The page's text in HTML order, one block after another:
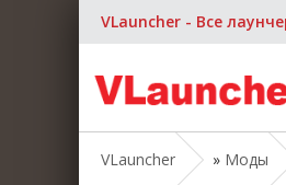
VLauncher - Все
VLauncher » Моды